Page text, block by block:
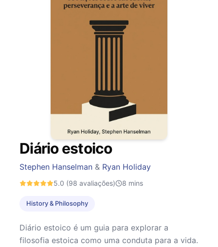
Diário estoico
Stephen Hanselman & Ryan Holiday
5.0 (98 avaliações) 8 mins
History & Philosophy
Diário estoico é um guia para explorar a
filosofia estoica como uma conduta para a vida.